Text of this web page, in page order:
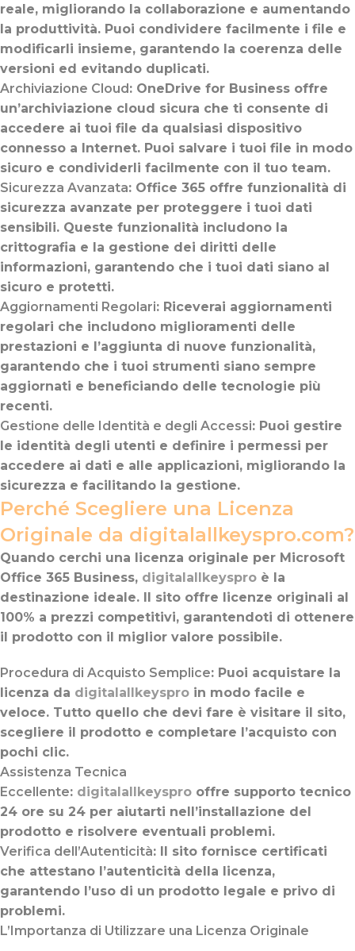
reale, migliorando la collaborazione e aumentando
la produttività. Puoi condividere facilmente i file e
modificarli insieme, garantendo la coerenza delle
versioni ed evitando duplicati.
Archiviazione Cloud: OneDrive for Business offre
un’archiviazione cloud sicura che ti consente di
accedere ai tuoi file da qualsiasi dispositivo
connesso a Internet. Puoi salvare i tuoi file in modo
sicuro e condividerli facilmente con il tuo team.
Sicurezza Avanzata: Office 365 offre funzionalità di
sicurezza avanzate per proteggere i tuoi dati
sensibili. Queste funzionalità includono la
crittografia e la gestione dei diritti delle
informazioni, garantendo che i tuoi dati siano al
sicuro e protetti.
Aggiornamenti Regolari: Riceverai aggiornamenti
regolari che includono miglioramenti delle
prestazioni e l’aggiunta di nuove funzionalità,
garantendo che i tuoi strumenti siano sempre
aggiornati e beneficiando delle tecnologie più
recenti.
Gestione delle Identità e degli Accessi: Puoi gestire
le identità degli utenti e definire i permessi per
accedere ai dati e alle applicazioni, migliorando la
sicurezza e facilitando la gestione.
Perché Scegliere una Licenza
Originale da digitalallkeyspro.com?
Quando cerchi una licenza originale per Microsoft
Office 365 Business, digitalallkeyspro è la
destinazione ideale. Il sito offre licenze originali al
100% a prezzi competitivi, garantendoti di ottenere
il prodotto con il miglior valore possibile.
Procedura di Acquisto Semplice: Puoi acquistare la
licenza da digitalallkeyspro in modo facile e
veloce. Tutto quello che devi fare è visitare il sito,
scegliere il prodotto e completare l’acquisto con
pochi clic.
Assistenza Tecnica
Eccellente: digitalallkeyspro offre supporto tecnico
24 ore su 24 per aiutarti nell’installazione del
prodotto e risolvere eventuali problemi.
Verifica dell’Autenticità: Il sito fornisce certificati
che attestano l’autenticità della licenza,
garantendo l’uso di un prodotto legale e privo di
problemi.
L’Importanza di Utilizzare una Licenza Originale